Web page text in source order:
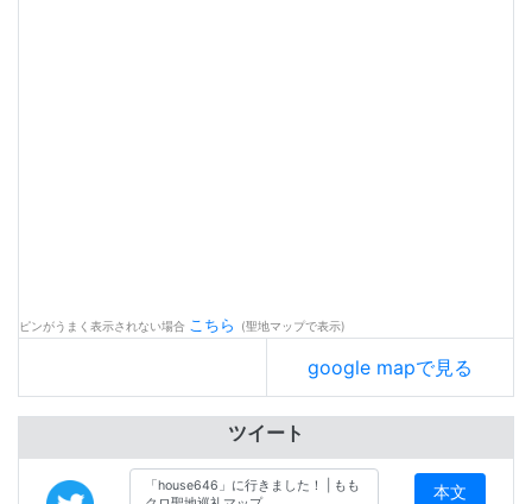
ピンがうまく表示されない場合 こちら (聖地マップで表示)
google mapで見る
ツイート
本文